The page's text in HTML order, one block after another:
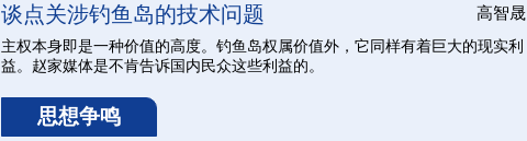
高智晟
谈点关涉钓鱼岛的技术问题
主权本身即是一种价值的高度。钓鱼岛权属价值外，它同样有着巨大的现实利
益。赵家媒体是不肯告诉国内民众这些利益的。
思想争鸣